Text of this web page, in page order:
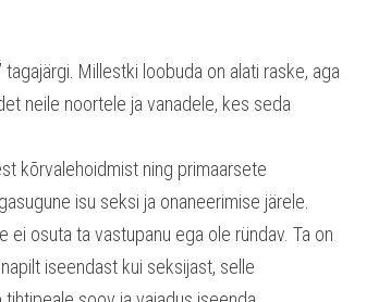
Millestki loobuda on alati raske, aga
neile noortele ja vanadele, kes seda
kõrvalehoidmist ning primaarsete
isu seksi ja onaneerimise järele.
ei osuta ta vastupanu ega ole ründav. Ta on
iseendast kui seksijast, selle